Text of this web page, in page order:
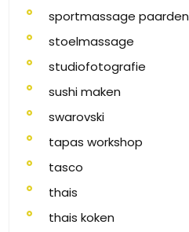
sportmassage paarden
stoelmassage
studiofotografie
sushi maken
swarovski
tapas workshop
tasco
thais
thais koken